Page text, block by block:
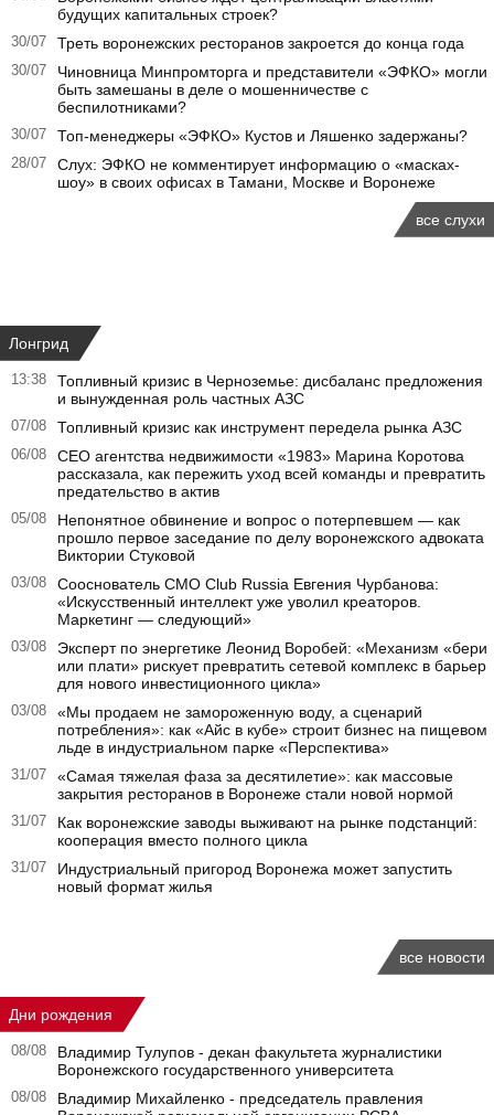
будущих капитальных строек?
30/07 Треть воронежских ресторанов закроется до конца года
30/07
Чиновница Минпромторга и представители «ЭФКО» могли
быть замешаны в деле о мошенничестве с
беспилотниками?
30/07 Топ-менеджеры «ЭФКО» Кустов и Ляшенко задержаны?
28/07
Слух: ЭФКО не комментирует информацию о «масках-
шоу» в своих офисах в Тамани, Москве и Воронеже
все слухи
Лонгрид
13:38
Топливный кризис в Черноземье: дисбаланс предложения
и вынужденная роль частных АЗС
07/08 Топливный кризис как инструмент передела рынка АЗС
06/08
CEO агентства недвижимости «1983» Марина Коротова
рассказала, как пережить уход всей команды и превратить
предательство в актив
05/08
Непонятное обвинение и вопрос о потерпевшем — как
прошло первое заседание по делу воронежского адвоката
Виктории Стуковой
03/08
Сооснователь CMO Club Russia Евгения Чурбанова:
«Искусственный интеллект уже уволил креаторов.
Маркетинг — следующий»
03/08
Эксперт по энергетике Леонид Воробей: «Механизм «бери
или плати» рискует превратить сетевой комплекс в барьер
для нового инвестиционного цикла»
03/08
«Мы продаем не замороженную воду, а сценарий
потребления»: как «Айс в кубе» строит бизнес на пищевом
льде в индустриальном парке «Перспектива»
31/07
«Самая тяжелая фаза за десятилетие»: как массовые
закрытия ресторанов в Воронеже стали новой нормой
31/07
Как воронежские заводы выживают на рынке подстанций:
кооперация вместо полного цикла
31/07
Индустриальный пригород Воронежа может запустить
новый формат жилья
все новости
Дни рождения
08/08
Владимир Тулупов - декан факультета журналистики
Воронежского государственного университета
08/08
Владимир Михайленко - председатель правления